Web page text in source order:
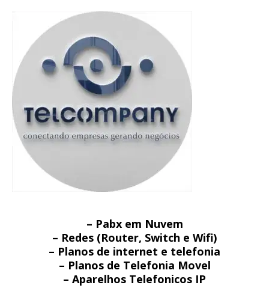
– Pabx em Nuvem
– Redes (Router, Switch e Wifi)
– Planos de internet e telefonia
– Planos de Telefonia Movel
– Aparelhos Telefonicos IP